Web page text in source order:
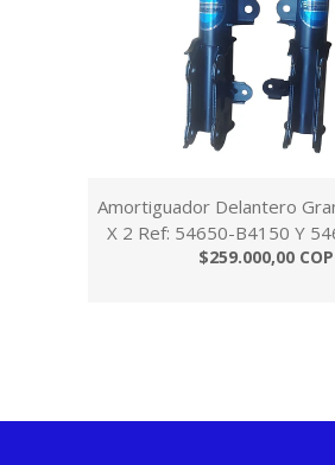
Amortiguador Delantero
X 2 Ref: 54650-B4150 Y
$259.000,00 COP